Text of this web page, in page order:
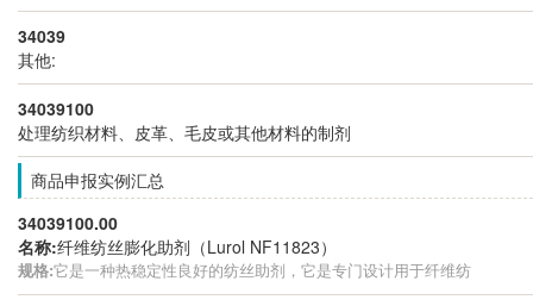
34039
其他:
34039100
处理纺织材料、皮革、毛皮或其他材料的制剂
商品申报实例汇总
34039100.00
名称:纤维纺丝膨化助剂（Lurol NF11823）
规格:它是一种热稳定性良好的纺丝助剂，它是专门设计用于纤维纺